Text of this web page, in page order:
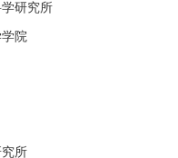
研究所
院
所